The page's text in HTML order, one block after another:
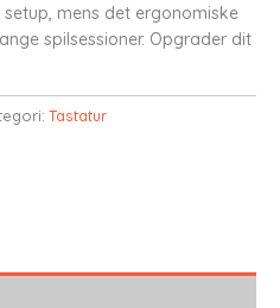
mens det ergonomiske
spilsessioner. Opgrader dit
Tastatur